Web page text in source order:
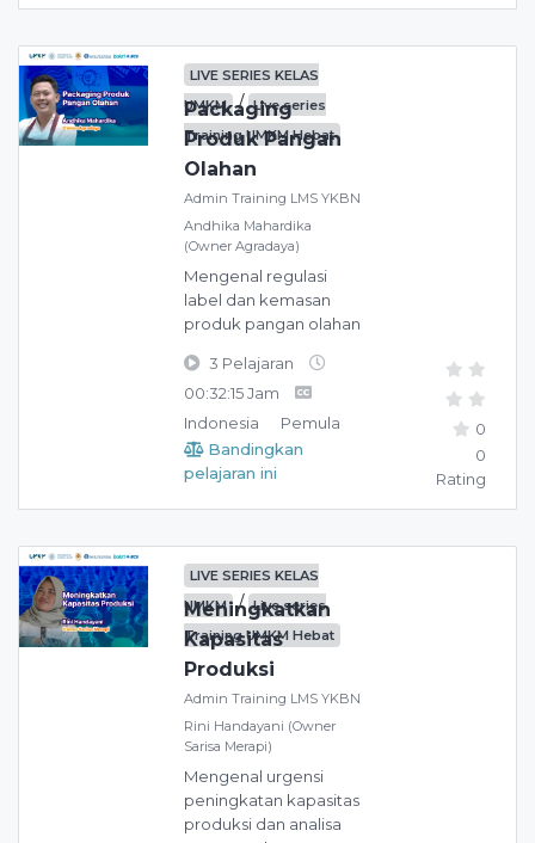
LIVE SERIES KELAS
UMKM / Live series
Training UMKM Hebat
Packaging
Produk Pangan
Olahan
Admin Training LMS YKBN
Andhika Mahardika
(Owner Agradaya)
Mengenal regulasi
label dan kemasan
produk pangan olahan
3 Pelajaran
00:32:15 Jam
Indonesia
Pemula
Bandingkan
pelajaran ini
0
0
Rating
LIVE SERIES KELAS
UMKM / Live series
Training UMKM Hebat
Meningkatkan
Kapasitas
Produksi
Admin Training LMS YKBN
Rini Handayani (Owner
Sarisa Merapi)
Mengenal urgensi
peningkatan kapasitas
produksi dan analisa